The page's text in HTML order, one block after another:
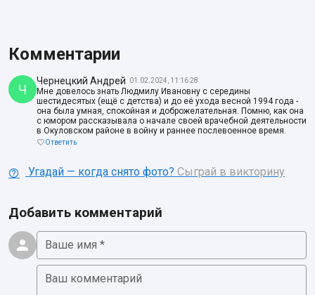
Комментарии
Ч
Чернецкий Андрей 01.02.2024, 11:16:28
Мне довелось знать Людмилу Ивановну с середины
шестидесятых (ещё с детства) и до её ухода весной 1994 года -
она была умная, спокойная и доброжелательная. Помню, как она
с юмором рассказывала о начале своей врачебной деятельности
в Окуловском районе в войну и раннее послевоенное время.
Ответить
Угадай — когда снято фото? Сыграй в викторину
Добавить комментарий
Ваше имя *
Ваш комментарий